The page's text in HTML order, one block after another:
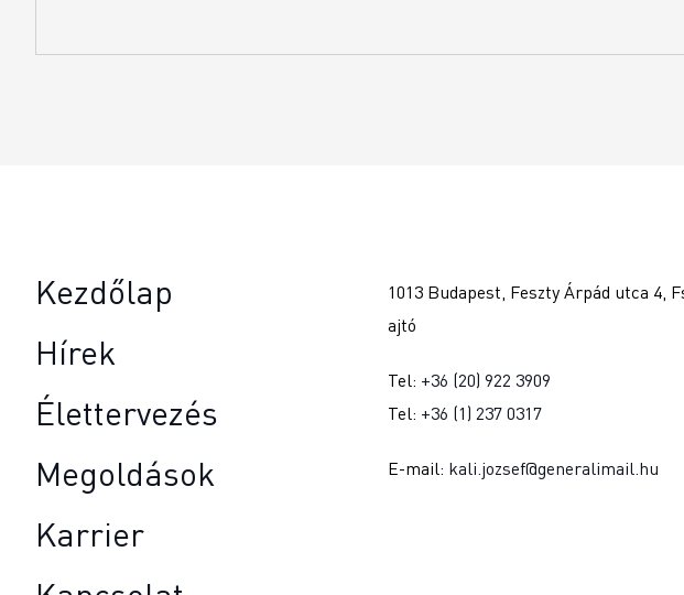
Kezdőlap
Hírek
Élettervezés
Megoldások
Karrier
1013 Budapest, Feszty Árpád utca 4,
ajtó
Tel: +36 (20) 922 3909
Tel: +36 (1) 237 0317
E-mail: kali.jozsef@generalimail.hu